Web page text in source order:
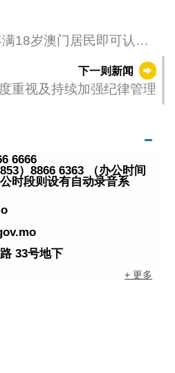
满18岁澳门居民即可认购
下一则新闻
重视及持续加强纪律管理
6666
）8866 6363 （办公时间
时段则设有自动录音系
33号地下
+ 更多